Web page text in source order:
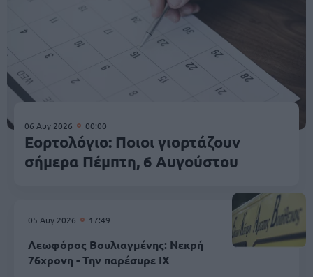
06 Αυγ 2026 00:00
Εορτολόγιο: Ποιοι γιορτάζουν
σήμερα Πέμπτη, 6 Αυγούστου
05 Αυγ 2026 17:49
Λεωφόρος Βουλιαγμένης: Νεκρή
76χρονη - Την παρέσυρε ΙΧ